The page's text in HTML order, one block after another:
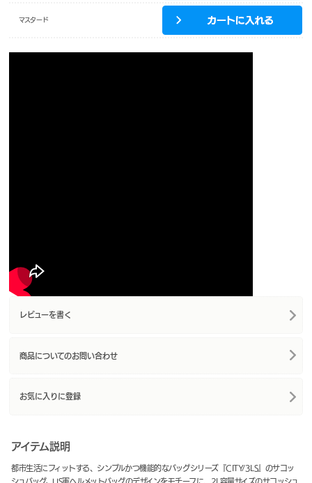
マスタード
レビューを書く
商品についてのお問い合わせ
お気に入りに登録
アイテム説明
都市生活にフィットする、シンプルかつ機能的なバッグシリーズ『CITY/3LS』のサコッ
シュバッグ。US軍ヘルメットバッグのデザインをモチーフに、2L容量サイズのサコッシュ